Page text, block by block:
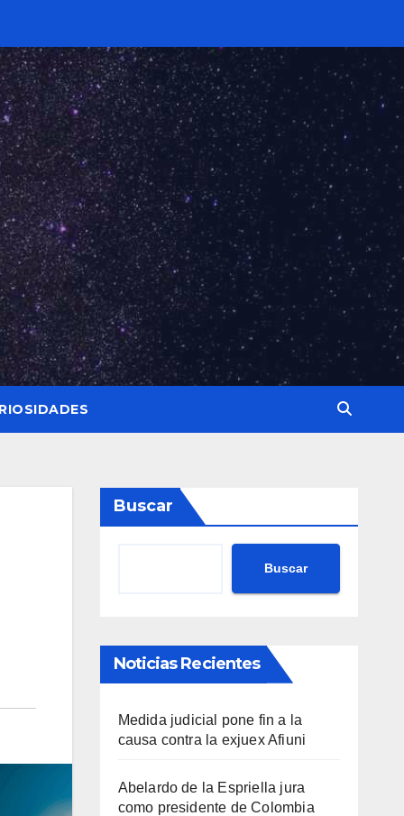
Buscar
Buscar
Noticias Recientes
Medida judicial pone fin a la
causa contra la exjuex Afiuni
Abelardo de la Espriella jura
como presidente de Colombia